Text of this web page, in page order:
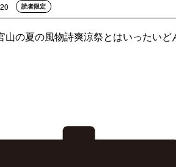
読者限定
の夏の風物詩爽涼祭とはいったいど